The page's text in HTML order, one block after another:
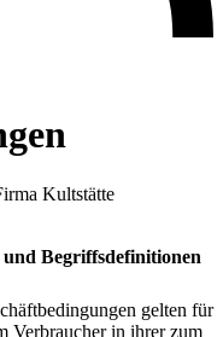
Kultstätte
Begriffsdefinitionen
gelten für
Verbraucher in ihrer zum